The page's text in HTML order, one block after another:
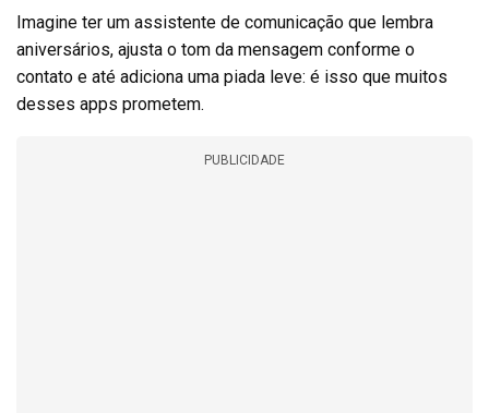
Imagine ter um assistente de comunicação que lembra
aniversários, ajusta o tom da mensagem conforme o
contato e até adiciona uma piada leve: é isso que muitos
desses apps prometem.
PUBLICIDADE